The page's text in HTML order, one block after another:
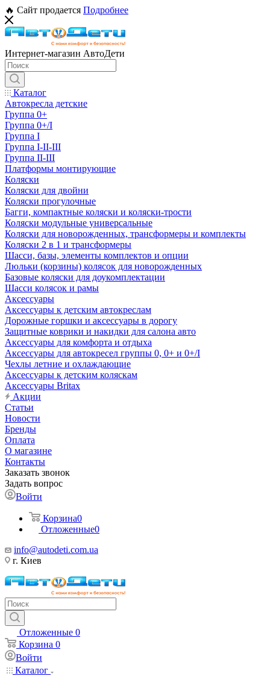
🔥 Сайт продается Подробнее
Интернет-магазин АвтоДети
Каталог
Автокресла детские
Группа 0+
Группа 0+/I
Группа I
Группа I-II-III
Группа II-III
Платформы монтирующие
Коляски
Коляски для двойни
Коляски прогулочные
Багги, компактные коляски и коляски-трости
Коляски модульные универсальные
Коляски для новорожденных, трансформеры и комплекты
Коляски 2 в 1 и трансформеры
Шасси, базы, элементы комплектов и опции
Люльки (корзины) колясок для новорожденных
Базовые коляски для доукомплектации
Шасси колясок и рамы
Аксессуары
Аксессуары к детским автокреслам
Дорожные горшки и аксессуары в дорогу
Защитные коврики и накидки для салона авто
Аксессуары для комфорта и отдыха
Аксессуары для автокресел группы 0, 0+ и 0+/I
Чехлы летние и охлаждающие
Аксессуары к детским коляскам
Аксессуары Britax
Акции
Статьи
Новости
Бренды
Оплата
О магазине
Контакты
Заказать звонок
Задать вопрос
Войти
Корзина0
Отложенные0
info@autodeti.com.ua
г. Киев
Отложенные 0
Корзина 0
Войти
Каталог